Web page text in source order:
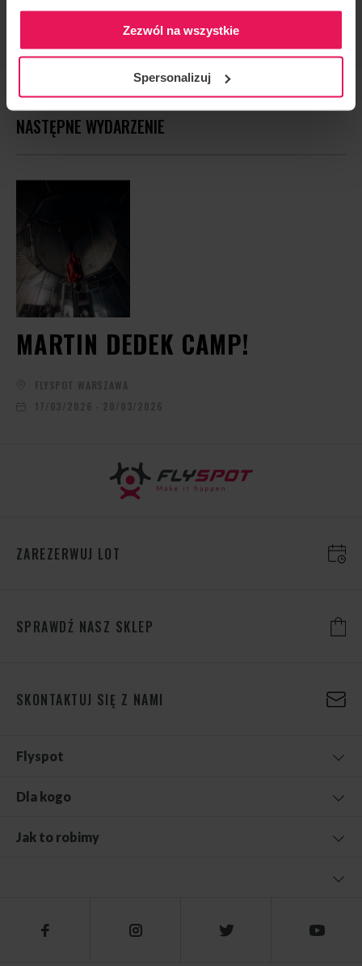
Zezwól na wszystkie
Spersonalizuj
POLEĆ TO WYDARZENIE
NASTĘPNE WYDARZENIE
MARTIN DEDEK CAMP!
FLYSPOT WARSZAWA
17/03/2026 - 20/03/2026
ZAREZERWUJ LOT
SPRAWDŹ NASZ SKLEP
SKONTAKTUJ SIĘ Z NAMI
Flyspot
Dla kogo
Jak to robimy